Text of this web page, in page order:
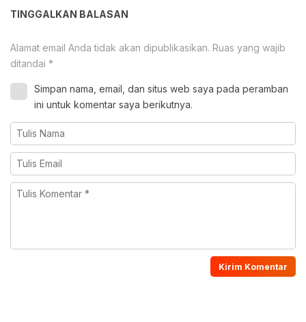
TINGGALKAN BALASAN
Alamat email Anda tidak akan dipublikasikan. Ruas yang wajib
ditandai *
Simpan nama, email, dan situs web saya pada peramban
ini untuk komentar saya berikutnya.